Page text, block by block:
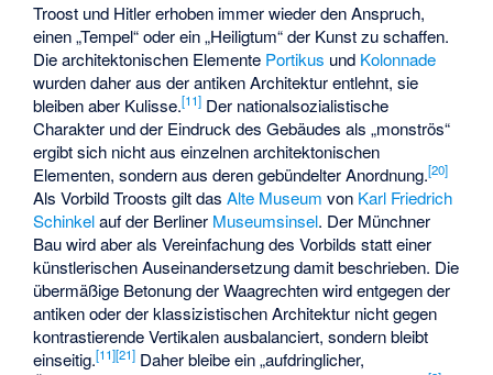
Troost und Hitler erhoben immer wieder den Anspruch,
einen „Tempel“ oder ein „Heiligtum“ der Kunst zu schaffen.
Die architektonischen Elemente Portikus und Kolonnade
wurden daher aus der antiken Architektur entlehnt, sie
bleiben aber Kulisse.[11] Der nationalsozialistische
Charakter und der Eindruck des Gebäudes als „monströs“
ergibt sich nicht aus einzelnen architektonischen
Elementen, sondern aus deren gebündelter Anordnung.[20]
Als Vorbild Troosts gilt dasAlte Museum von Karl Friedrich
Schinkelauf der Berliner Museumsinsel. Der Münchner
Bau wird aber als Vereinfachung des Vorbilds statt einer
künstlerischen Auseinandersetzung damit beschrieben. Die
übermäßige Betonung der Waagrechten wird entgegen der
antiken oder der klassizistischen Architektur nicht gegen
kontrastierende Vertikalen ausbalanciert, sondern bleibt
einseitig.[11][21] Daher bleibe ein „aufdringlicher,